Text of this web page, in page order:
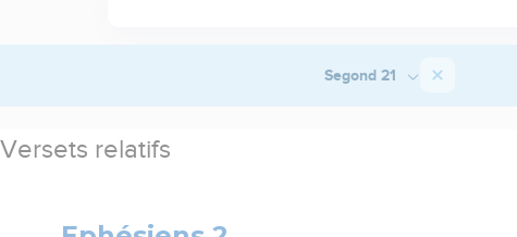
Segond 21
Versets relatifs